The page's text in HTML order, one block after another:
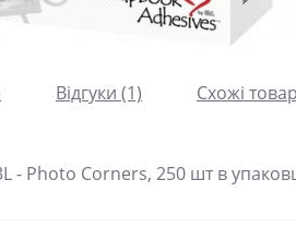
Відгуки (1) Схожі
- Photo Corners, 250 шт в